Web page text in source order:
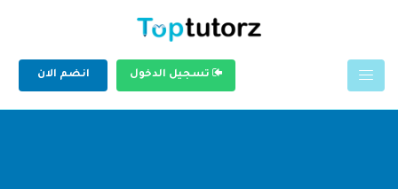
تسجيل الدخول انضم الان